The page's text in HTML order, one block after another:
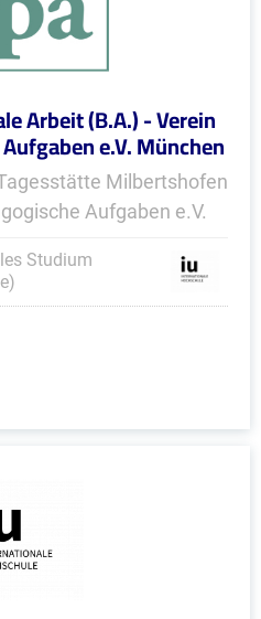
Arbeit (B.A.) - Verein
e.V. München
Milbertshofen
Aufgaben e.V.
Studium